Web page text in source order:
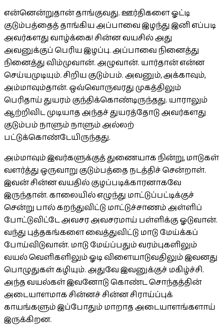
என்னென்றுதான் தாங்குவது. ஊர்திகளை ஓட்டி
குடும்பத்தைத் தாங்கிய அப்பாவை இழந்து இனி எப்படி
அவர்களது வாழ்க்கை! சின்ன வயசில் அது
அவனுக்குப் பெரிய இழப்பு. அப்பாவை நினைத்து
நினைத்து விம்முவான். அழுவான். யார்தான் என்ன
செய்யமுடியும். சிறிய குடும்பம். அவனும், அக்காவும்,
அம்மாவும்தான். ஒவ்வொருவரது முகத்திலும்
பெரிதாய் துயரம் குந்திக்கொண்டிருந்தது. யாராலும்
ஆற்றிவிட முடியாத அந்தச் துயரத்தோடு அவர்களது
குடும்பம் நாளும் நாளும் அல்லற்
பட்டுக்கொண்டேயிருந்தது.
அம்மாவும் இவர்களுக்குத் துணையாக நின்று, மாடுகள்
வளர்த்து ஒருவாறு குடும்பத்தை நடத்திச் சென்றாள்.
இவன் சின்ன வயதில் குழப்படிக்காரனாகவே
இருந்தான். காலையில் எழுந்து மாட்டுப்பட்டிக்குச்
சென்று பால் கறந்துவிட்டு மாட்டுச்சாணம் அள்ளிப்
போட்டுவிட்டே அவசர அவசரமாய் பள்ளிக்கு ஓடுவான்.
வந்து புத்தகங்களை வைத்துவிட்டு மாடு மேய்க்கப்
போய்விடுவான். மாடு மேய்ப்பதும் வரம்புகளிலும்
வயல் வெளிகளிலும் ஓடி விளையாடுவதிலும் இவனது
பொழுதுகள் கழியும். அதுவே இவனுக்குச் மகிழ்ச்சி.
அந்த வயல்கள் இவனோடு கொண்ட சொந்தத்தின்
அடையாளமாக சின்னச் சின்ன சிராய்ப்புக்
காயங்களும் இப்போதும் மாறாத அடையாளங்களாய்
இருக்கிறன.